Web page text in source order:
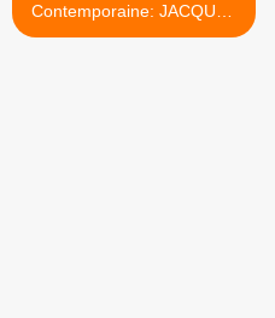
Contemporaine: JACQUES
VILLEGLÉ "Graffiti